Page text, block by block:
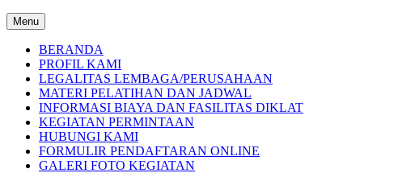
Menu
BERANDA
PROFIL KAMI
LEGALITAS LEMBAGA/PERUSAHAAN
MATERI PELATIHAN DAN JADWAL
INFORMASI BIAYA DAN FASILITAS DIKLAT
KEGIATAN PERMINTAAN
HUBUNGI KAMI
FORMULIR PENDAFTARAN ONLINE
GALERI FOTO KEGIATAN